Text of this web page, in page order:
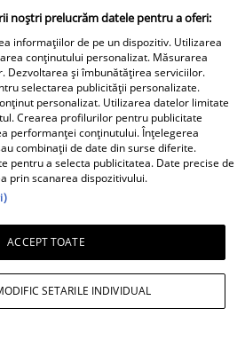
Înghețată de pepene
roșu - desertul verii
pentru toată familia
cea
Zacuscă de vinete cu
ardei necopt – zacusca
leneșului
noștri prelucrăm datele pentru a oferi:
informațiilor de pe un dispozitiv. Utilizarea
conținutului personalizat. Măsurarea
Dezvoltarea și îmbunătățirea serviciilor.
selectarea publicității personalizate.
personalizat. Utilizarea datelor limitate
Crearea profilurilor pentru publicitate
performanței conținutului. Înțelegerea
combinații de date din surse diferite.
pentru a selecta publicitatea. Date precise de
prin scanarea dispozitivului.
ACCEPT TOATE
SETARILE INDIVIDUAL